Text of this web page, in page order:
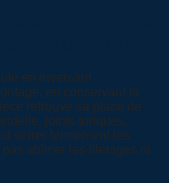
en inversant
en conservant la
retrouve sa place de
joints toriques,
serrer fermement les
abîmer les filetages ni